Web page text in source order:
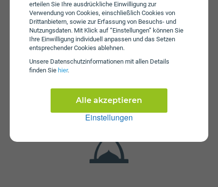
erteilen Sie Ihre ausdrückliche Einwilligung zur
Verwendung von Cookies, einschließlich Cookies von
Drittanbietern, sowie zur Erfassung von Besuchs- und
Nutzungsdaten. Mit Klick auf “Einstellungen” können Sie
Ihre Einwilligung individuell anpassen und das Setzen
entsprechender Cookies ablehnen.
Unsere Daten­schutz­informationen mit allen Details
finden Sie hier.
Einstellungen
Alle akzeptieren
24 Monate. Die Kündigungsfrist beträgt 1 Monat.